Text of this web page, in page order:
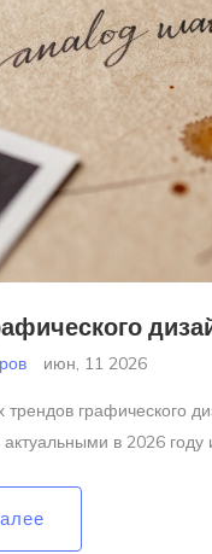
июн, 11 2026
трендов графического
актуальными в 2026